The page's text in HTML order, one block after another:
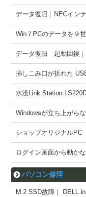
データ復旧｜NECイン
Win７PCのデータを９
データ復旧 起動回復｜
挿しこみ口が折れた
水没Link Station
Windowsが立ち上がら
ショップオリジナル
ログイン画面から動か
パソコン修理
M.2 SSD故障｜ DELL